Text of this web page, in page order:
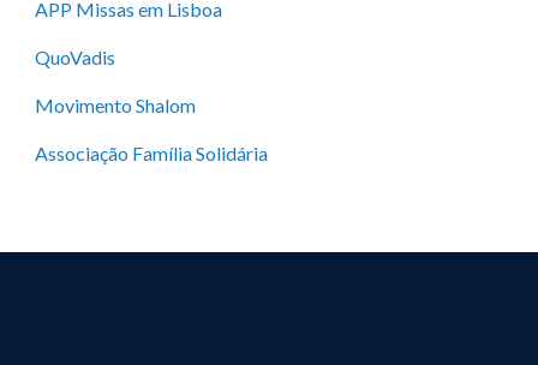
APP Missas em Lisboa
QuoVadis
Movimento Shalom
Associação Família Solidária